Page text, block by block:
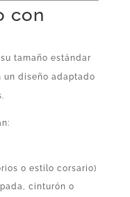
con
tamaño estándar
un diseño adaptado
o estilo corsario)
cinturón o